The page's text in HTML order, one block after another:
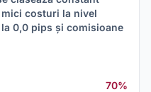
costuri la nivel
0,0 pips și comisioane
70%